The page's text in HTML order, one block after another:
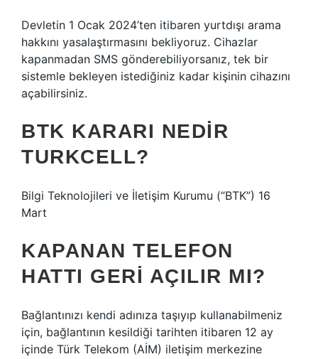
Devletin 1 Ocak 2024’ten itibaren yurtdışı arama
hakkını yasalaştırmasını bekliyoruz. Cihazlar
kapanmadan SMS gönderebiliyorsanız, tek bir
sistemle bekleyen istediğiniz kadar kişinin cihazını
açabilirsiniz.
BTK KARARI NEDIR
TURKCELL?
Bilgi Teknolojileri ve İletişim Kurumu (“BTK”) 16
Mart
KAPANAN TELEFON
HATTI GERI AÇILIR MI?
Bağlantınızı kendi adınıza taşıyıp kullanabilmeniz
için, bağlantının kesildiği tarihten itibaren 12 ay
içinde Türk Telekom (AİM) iletişim merkezine